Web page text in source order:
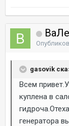
gasovik
Всем
куплена в
генератора